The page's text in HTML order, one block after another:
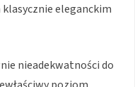
eleganckim
nieadekwatności do